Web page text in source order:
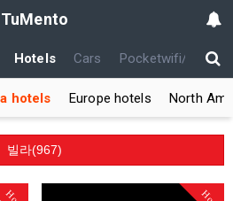
TuMento
Hotels Cars Pocketwifi/USIM
hotels Europe hotels North
빌라(967)